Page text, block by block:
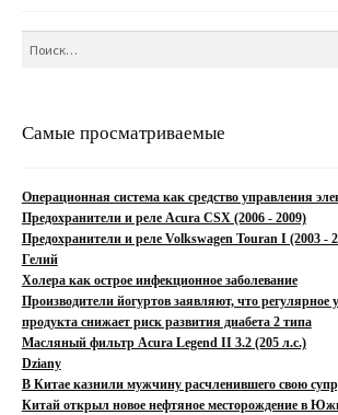
Самые просматриваемые
Операционная система как средство управления
Предохранители и реле Acura CSX (2006 - 2009)
Предохранители и реле Volkswagen Touran I (2003 -
Гелий
Холера как острое инфекционное заболевание
Производители йогуртов заявляют, что регулярное
продукта снижает риск развития диабета 2 типа
Масляный фильтр Acura Legend II 3.2 (205 л.с.)
Dziany
В Китае казнили мужчину расчленившего свою
Китай открыл новое нефтяное месторождение в